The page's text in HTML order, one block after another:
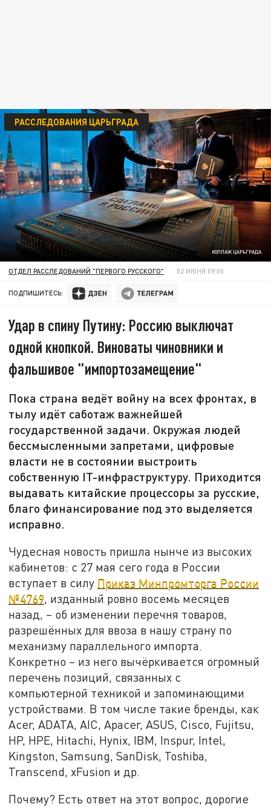
КОЛЛАЖ ЦАРЬГРАДА.
РАССЛЕДОВАНИЯ ЦАРЬГРАДА
ОТДЕЛ РАССЛЕДОВАНИЙ "ПЕРВОГО РУССКОГО" 02 ИЮНЯ 09:00
ПОДПИШИТЕСЬ:
Удар в спину Путину: Россию выключат
одной кнопкой. Виноваты чиновники и
фальшивое "импортозамещение"
Пока страна ведёт войну на всех фронтах, в
тылу идёт саботаж важнейшей
государственной задачи. Окружая людей
бессмысленными запретами, цифровые
власти не в состоянии выстроить
собственную IT-инфраструктуру. Приходится
выдавать китайские процессоры за русские,
благо финансирование под это выделяется
исправно.
Чудесная новость пришла нынче из высоких
кабинетов: с 27 мая сего года в России
вступает в силу Приказ Минпромторга России
№4769, изданный ровно восемь месяцев
назад, – об изменении перечня товаров,
разрешённых для ввоза в нашу страну по
механизму параллельного импорта.
Конкретно – из него вычёркивается огромный
перечень позиций, связанных с
компьютерной техникой и запоминающими
устройствами. В том числе такие бренды, как
Acer, ADATA, AIC, Apacer, ASUS, Cisco, Fujitsu,
HP, HPE, Hitachi, Hynix, IBM, Inspur, Intel,
Kingston, Samsung, SanDisk, Toshiba,
Transcend, xFusion и др.
Почему? Есть ответ на этот вопрос, дорогие